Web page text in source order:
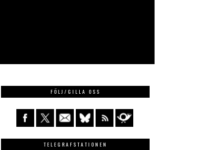
FÖLJ/GILLA OSS
TELEGRAFSTATIONEN